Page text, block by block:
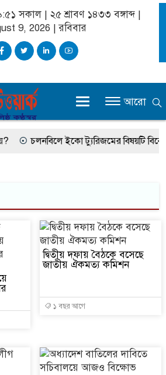
সকাল| ২৫ শ্রাবণ ১৪৩৩ বঙ্গাব্দ |
9, 2026 |রবিবার
আরো
চলনবিলে ইকো ট্যুরিজমের বিষয়টি
দ্বিতীয় দফায় বৈঠকে বসেছে
জাতীয় ঐকমত্য কমিশন
১ বছর আগে